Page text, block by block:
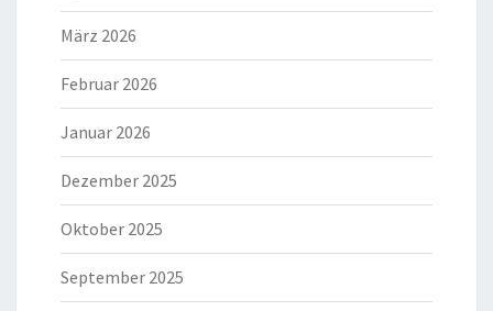
März 2026
Februar 2026
Januar 2026
Dezember 2025
Oktober 2025
September 2025